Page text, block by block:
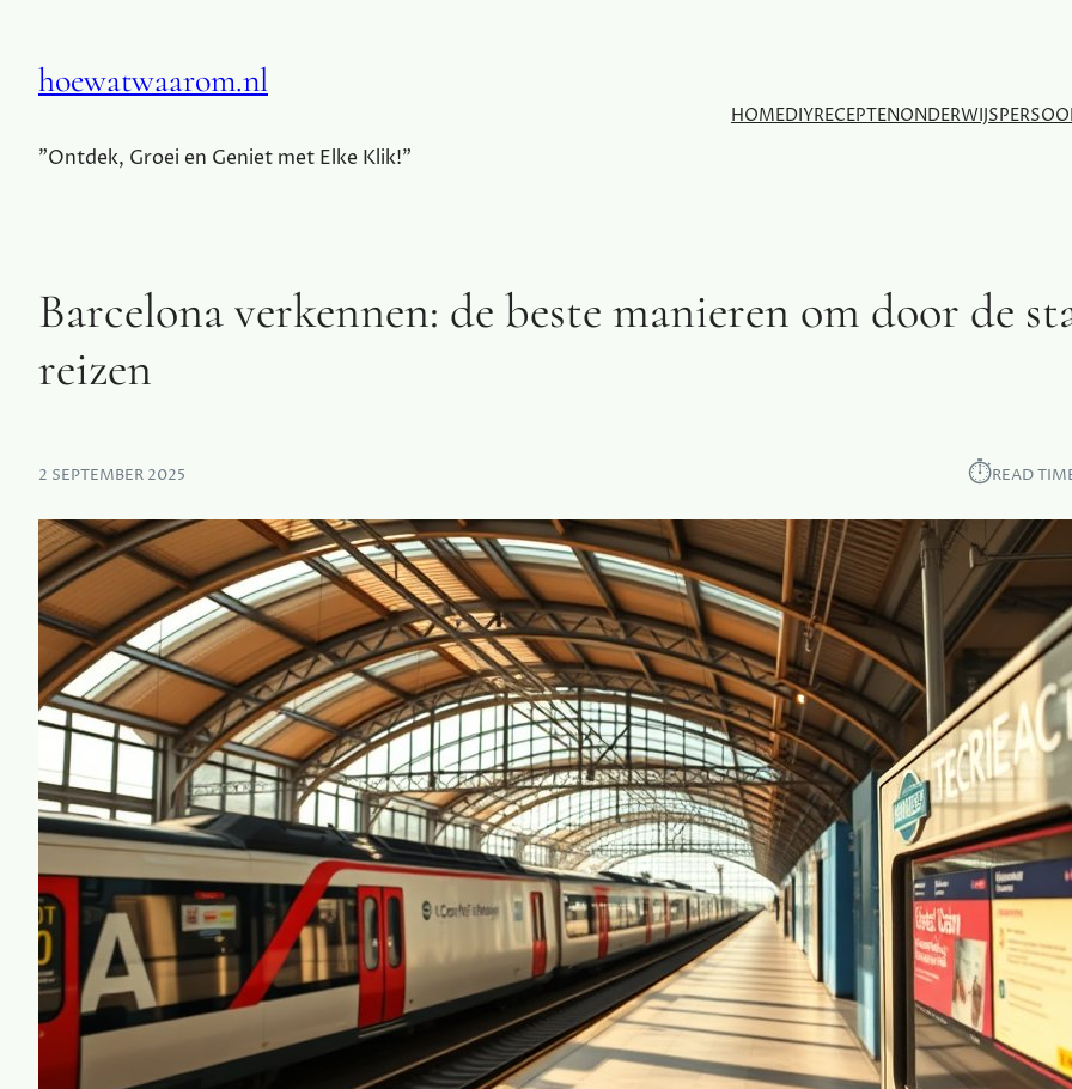
hoewatwaarom.nl
"Ontdek, Groei en Geniet met Elke Klik!"
HOMEDIYRECEPTENONDERWIJS
Barcelona verkennen: de beste manieren om door de
reizen
2 SEPTEMBER 2025 ⏱︎READ